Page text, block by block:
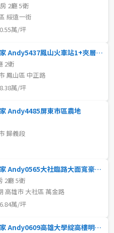
2廳 5衛
綏遠一街
萬/坪
高雄豪宅專家 Andy5437鳳山火車站1+夾層挑高美樓店
2衛
鳳山區 中正路
萬/坪
Andy4485屏東市區農地
歸義段
高雄豪宅專家 Andy0565大社臨路大面寬豪宅雙車墅
2廳 5衛
高雄市 大社區 萬金路
萬/坪
高雄豪宅專家 Andy0609高雄大學綻高樓明亮超值美三房